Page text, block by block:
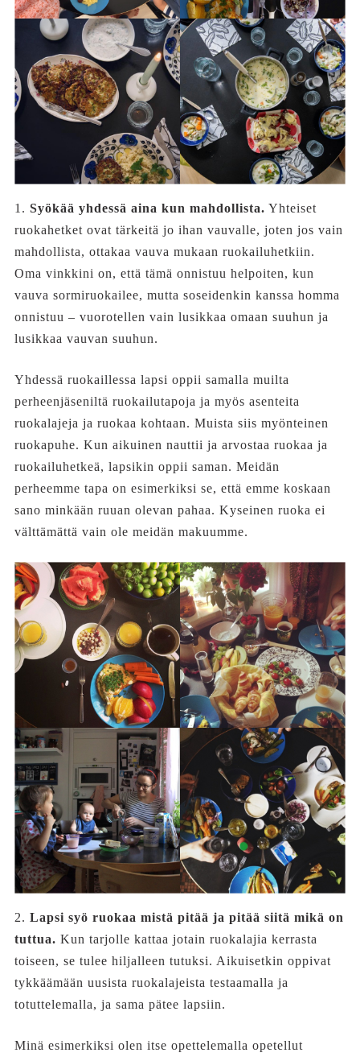
1. Syökää yhdessä aina kun mahdollista. Yhteiset
ruokahetket ovat tärkeitä jo ihan vauvalle, joten jos vain
mahdollista, ottakaa vauva mukaan ruokailuhetkiin.
Oma vinkkini on, että tämä onnistuu helpoiten, kun
vauva sormiruokailee, mutta soseidenkin kanssa homma
onnistuu – vuorotellen vain lusikkaa omaan suuhun ja
lusikkaa vauvan suuhun.
Yhdessä ruokaillessa lapsi oppii samalla muilta
perheenjäseniltä ruokailutapoja ja myös asenteita
ruokalajeja ja ruokaa kohtaan. Muista siis myönteinen
ruokapuhe. Kun aikuinen nauttii ja arvostaa ruokaa ja
ruokailuhetkeä, lapsikin oppii saman. Meidän
perheemme tapa on esimerkiksi se, että emme koskaan
sano minkään ruuan olevan pahaa. Kyseinen ruoka ei
välttämättä vain ole meidän makuumme.
2. Lapsi syö ruokaa mistä pitää ja pitää siitä mikä on
tuttua. Kun tarjolle kattaa jotain ruokalajia kerrasta
toiseen, se tulee hiljalleen tutuksi. Aikuisetkin oppivat
tykkäämään uusista ruokalajeista testaamalla ja
totuttelemalla, ja sama pätee lapsiin.
Minä esimerkiksi olen itse opettelemalla opetellut